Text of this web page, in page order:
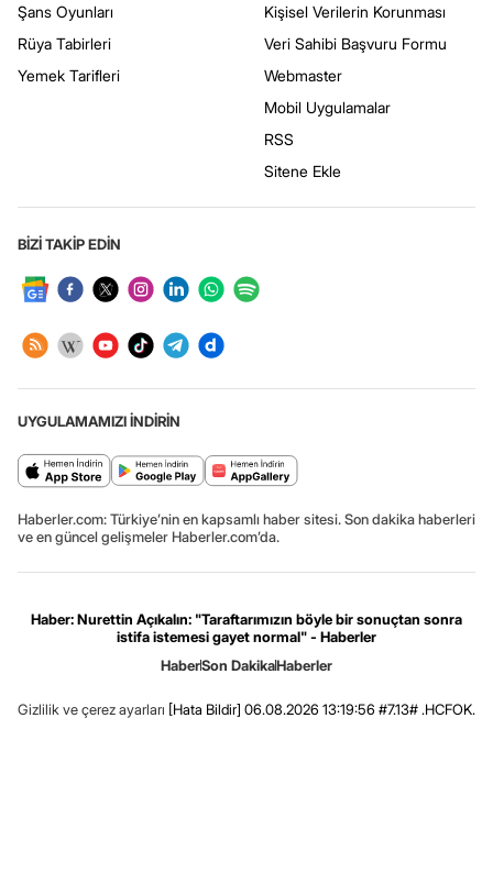
Şans Oyunları
Rüya Tabirleri
Yemek Tarifleri
Kişisel Verilerin Korunması
Veri Sahibi Başvuru Formu
Webmaster
Mobil Uygulamalar
RSS
Sitene Ekle
BİZİ TAKİP EDİN
UYGULAMAMIZI İNDİRİN
Haberler.com: Türkiye’nin en kapsamlı haber sitesi. Son dakika haberleri
ve en güncel gelişmeler Haberler.com’da.
Haber: Nurettin Açıkalın: "Taraftarımızın böyle bir sonuçtan sonra
istifa istemesi gayet normal" - Haberler
HaberSon DakikaHaberler
Gizlilik ve çerez ayarları [Hata Bildir] 06.08.2026 13:19:56 #7.13# .HCFOK.